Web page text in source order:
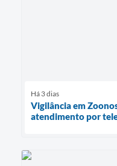
Há 3 dias
Vigilância em
atendimento por